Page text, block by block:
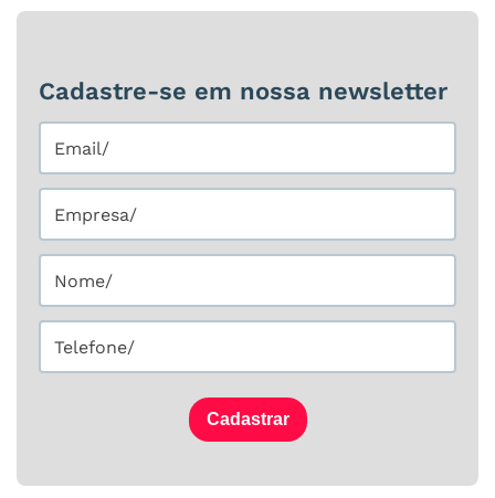
Cadastre-se em nossa newsletter
Cadastrar